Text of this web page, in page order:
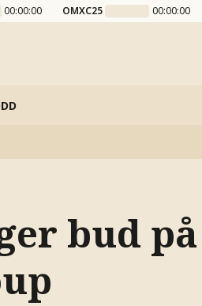
00:00:00 OMXC25 00:00:00
bud på